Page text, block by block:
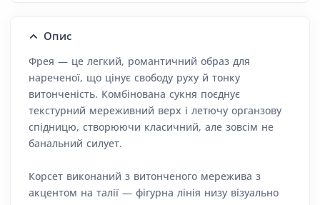
Опис
Фрея — це легкий, романтичний образ для
нареченої, що цінує свободу руху й тонку
витонченість. Комбінована сукня поєднує
текстурний мереживний верх і летючу органзову
спідницю, створюючи класичний, але зовсім не
банальний силует.
Корсет виконаний з витонченого мережива з
акцентом на талії — фігурна лінія низу візуально